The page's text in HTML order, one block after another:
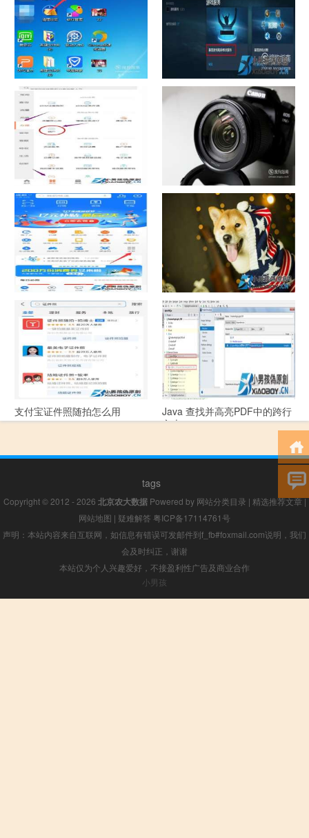
如何看认识QQ好友具体多少天
了
战网怎么修改昵称？
中国联通手机营业厅销户操作
指引
摄影作品的欣赏方法
支付宝怎么拍违章挣钱？
宠物定位器app开发可以解决哪
些问题？
支付宝证件照随拍怎么用
Java 查找并高亮PDF中的跨行
文本
tags
Copyright © 2012 - 2026 北京农大数据Powered by 网站分类目录 | 精选推荐文章|
网站地图 | 疑难解答 粤ICP备17114761号
声明：本站内容来自互联网，如信息有错误可发邮件到f_fb#foxmail.com说明，我们
会及时纠正，谢谢
本站仅为个人兴趣爱好，不接盈利性广告及商业合作
小男孩